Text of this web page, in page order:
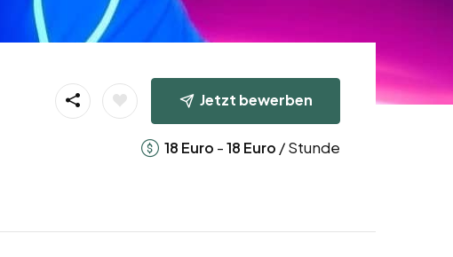
Jetzt bewerben
18 Euro -18 Euro / Stunde